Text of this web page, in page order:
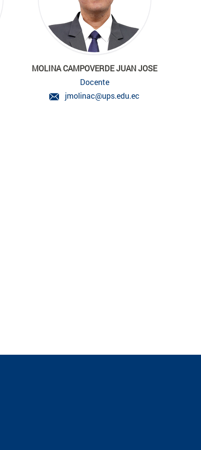
MOLINA CAMPOVERDE JUAN JOSE
Docente
jmolinac@ups.edu.ec